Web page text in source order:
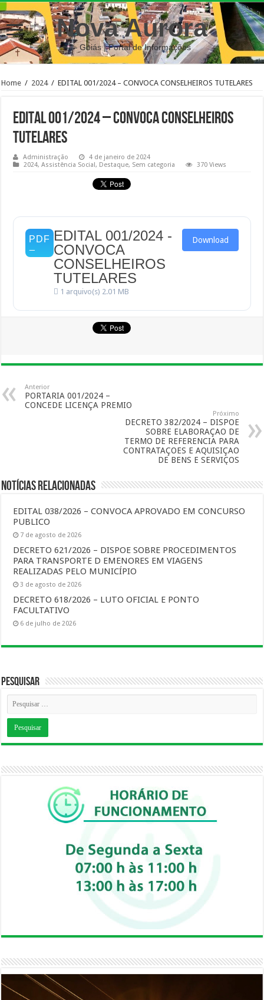
Nova Aurora
– Goiás | Portal de Informações
Home / 2024 / EDITAL 001/2024 – CONVOCA CONSELHEIROS TUTELARES
EDITAL 001/2024 – CONVOCA CONSELHEIROS
TUTELARES
Administração
4 de janeiro de 2024
2024,Assistência Social, Destaque, Sem categoria 370 Views
EDITAL 001/2024 -
CONVOCA
CONSELHEIROS
TUTELARES
1 arquivo(s) 2.01 MB
Download
Anterior
PORTARIA 001/2024 –
CONCEDE LICENÇA PREMIO
Próximo
DECRETO 382/2024 – DISPOE
SOBRE ELABORAÇAO DE
TERMO DE REFERENCIA PARA
CONTRATAÇOES E AQUISIÇAO
DE BENS E SERVIÇOS
Notícias Relacionadas
EDITAL 038/2026 – CONVOCA APROVADO EM CONCURSO
PUBLICO
7 de agosto de 2026
DECRETO 621/2026 – DISPOE SOBRE PROCEDIMENTOS
PARA TRANSPORTE D EMENORES EM VIAGENS
REALIZADAS PELO MUNICÍPIO
3 de agosto de 2026
DECRETO 618/2026 – LUTO OFICIAL E PONTO
FACULTATIVO
6 de julho de 2026
Pesquisar